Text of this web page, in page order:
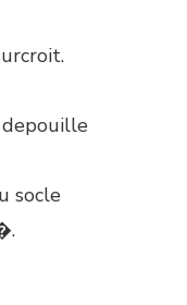
depouille
socle